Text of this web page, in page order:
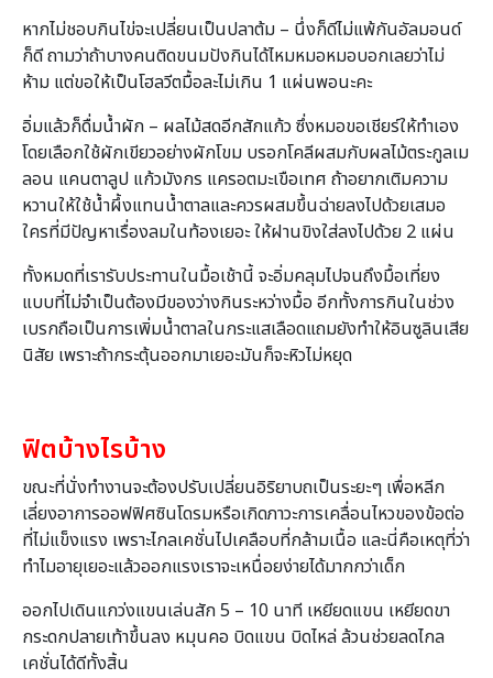
หากไม่ชอบกินไข่จะเปลี่ยนเป็นปลาต้ม – นึ่งก็ดีไม่แพ้กันอัลมอนด์
ก็ดี ถามว่าถ้าบางคนติดขนมปังกินได้ไหมหมอหมอบอกเลยว่าไม่
ห้าม แต่ขอให้เป็นโฮลวีตมื้อละไม่เกิน 1 แผ่นพอนะคะ
อิ่มแล้วก็ดื่มน้ำผัก – ผลไม้สดอีกสักแก้ว ซึ่งหมอขอเชียร์ให้ทำเอง
โดยเลือกใช้ผักเขียวอย่างผักโขม บรอกโคลีผสมกับผลไม้ตระกูลเม
ลอน แคนตาลูป แก้วมังกร แครอตมะเขือเทศ ถ้าอยากเติมความ
หวานให้ใช้น้ำผึ้งแทนน้ำตาลและควรผสมขึ้นฉ่ายลงไปด้วยเสมอ
ใครที่มีปัญหาเรื่องลมในท้องเยอะ ให้ฝานขิงใส่ลงไปด้วย 2 แผ่น
ทั้งหมดที่เรารับประทานในมื้อเช้านี้ จะอิ่มคลุมไปจนถึงมื้อเที่ยง
แบบที่ไม่จำเป็นต้องมีของว่างกินระหว่างมื้อ อีกทั้งการกินในช่วง
เบรกถือเป็นการเพิ่มน้ำตาลในกระแสเลือดแถมยังทำให้อินซูลินเสีย
นิสัย เพราะถ้ากระตุ้นออกมาเยอะมันก็จะหิวไม่หยุด
ฟิตบ้างไรบ้าง
ขณะที่นั่งทำงานจะต้องปรับเปลี่ยนอิริยาบถเป็นระยะๆ เพื่อหลีก
เลี่ยงอาการออฟฟิศซินโดรมหรือเกิดภาวะการเคลื่อนไหวของข้อต่อ
ที่ไม่แข็งแรง เพราะไกลเคชั่นไปเคลือบที่กล้ามเนื้อ และนี่คือเหตุที่ว่า
ทำไมอายุเยอะแล้วออกแรงเราจะเหนื่อยง่ายได้มากกว่าเด็ก
ออกไปเดินแกว่งแขนเล่นสัก 5 – 10 นาที เหยียดแขน เหยียดขา
กระดกปลายเท้าขึ้นลง หมุนคอ บิดแขน บิดไหล่ ล้วนช่วยลดไกล
เคชั่นได้ดีทั้งสิ้น